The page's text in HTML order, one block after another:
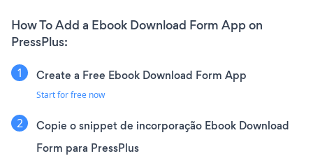
How To Add a Ebook Download Form App on
PressPlus:
Create a Free Ebook Download Form App
Start for free now
Copie o snippet de incorporação Ebook Download
Form para PressPlus